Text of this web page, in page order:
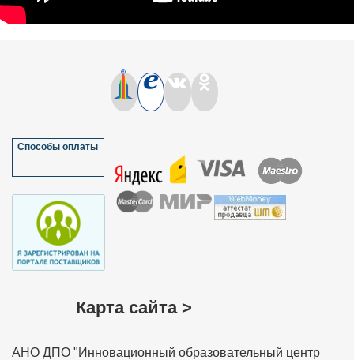
Способы оплаты
Карта сайта >
АНО ДПО "Инновационный образовательный центр